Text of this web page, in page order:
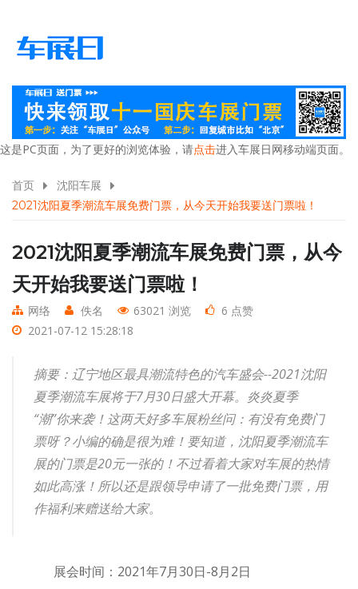
这是PC页面，为了更好的浏览体验，请点击进入车展日网移动端页面。
首页
沈阳车展
2021沈阳夏季潮流车展免费门票，从今天开始我要送门票啦！
2021沈阳夏季潮流车展免费门票，从今
天开始我要送门票啦！
网络 佚名 63021 浏览
6 点赞
2021-07-12 15:28:18
摘要：辽宁地区最具潮流特色的汽车盛会--2021沈阳
夏季潮流车展将于7月30日盛大开幕。炎炎夏季
“潮”你来袭！这两天好多车展粉丝问：有没有免费门
票呀？小编的确是很为难！要知道，沈阳夏季潮流车
展的门票是20元一张的！不过看着大家对车展的热情
如此高涨！所以还是跟领导申请了一批免费门票，用
作福利来赠送给大家。
展会时间：2021年7月30日-8月2日